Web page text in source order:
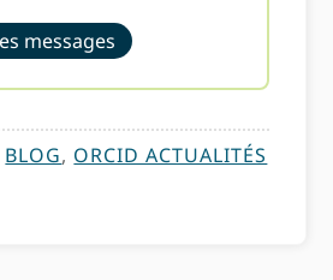
messages
BLOG, ORCID ACTUALITÉS